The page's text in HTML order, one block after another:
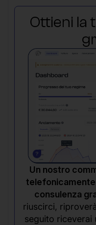
Ottieni la
Un nostro
telefonicamente
consulenza
riuscirci,
seguito riceverai